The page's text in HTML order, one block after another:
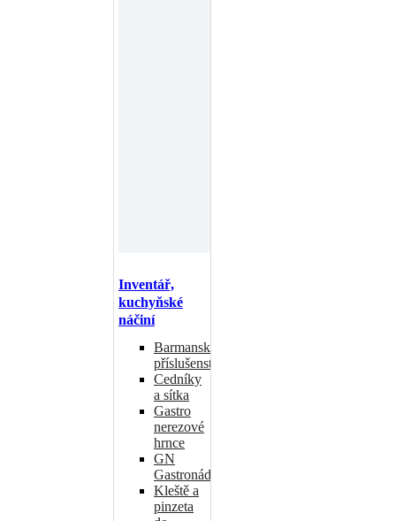
Inventář,
kuchyňské
náčiní
Barmanské
příslušenství
Cedníky
a sítka
Gastro
nerezové
hrnce
GN
Gastronádoby
Kleště a
pinzeta